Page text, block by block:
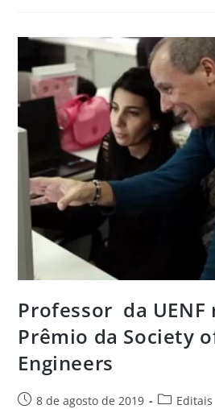
Professor da UENF
Prêmio da Society
Engineers
8 de agosto de 2019 Editais